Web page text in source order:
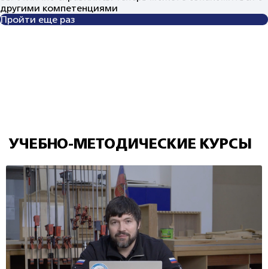
другими компетенциями
Пройти еще раз
УЧЕБНО-МЕТОДИЧЕСКИЕ КУРСЫ